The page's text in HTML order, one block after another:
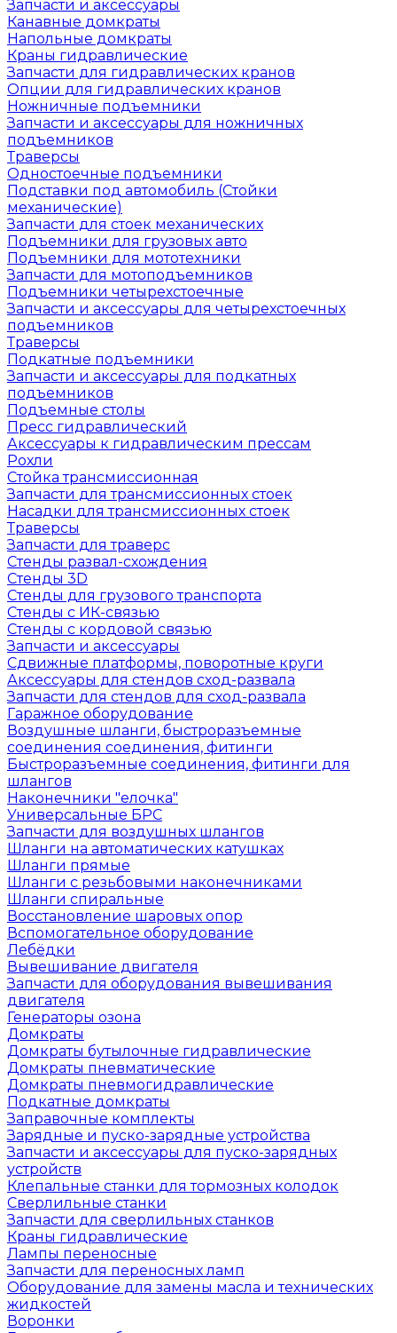
Запчасти и аксессуары
Канавные домкраты
Напольные домкраты
Краны гидравлические
Запчасти для гидравлических кранов
Опции для гидравлических кранов
Ножничные подъемники
Запчасти и аксессуары для ножничных
подъемников
Траверсы
Одностоечные подъемники
Подставки под автомобиль (Стойки
механические)
Запчасти для стоек механических
Подъемники для грузовых авто
Подъемники для мототехники
Запчасти для мотоподъемников
Подъемники четырехстоечные
Запчасти и аксессуары для четырехстоечных
подъемников
Траверсы
Подкатные подъемники
Запчасти и аксессуары для подкатных
подъемников
Подъемные столы
Пресс гидравлический
Аксессуары к гидравлическим прессам
Рохли
Стойка трансмиссионная
Запчасти для трансмиссионных стоек
Насадки для трансмиссионных стоек
Траверсы
Запчасти для траверс
Стенды развал-схождения
Стенды 3D
Стенды для грузового транспорта
Стенды с ИК-связью
Стенды с кордовой связью
Запчасти и аксессуары
Сдвижные платформы, поворотные круги
Аксессуары для стендов сход-развала
Запчасти для стендов для сход-развала
Гаражное оборудование
Воздушные шланги, быстроразъемные
соединения соединения, фитинги
Быстроразъемные соединения, фитинги для
шлангов
Наконечники "елочка"
Универсальные БРС
Запчасти для воздушных шлангов
Шланги на автоматических катушках
Шланги прямые
Шланги с резьбовыми наконечниками
Шланги спиральные
Восстановление шаровых опор
Вспомогательное оборудование
Лебёдки
Вывешивание двигателя
Запчасти для оборудования вывешивания
двигателя
Генераторы озона
Домкраты
Домкраты бутылочные гидравлические
Домкраты пневматические
Домкраты пневмогидравлические
Подкатные домкраты
Заправочные комплекты
Зарядные и пуско-зарядные устройства
Запчасти и аксессуары для пуско-зарядных
устройств
Клепальные станки для тормозных колодок
Сверлильные станки
Запчасти для сверлильных станков
Краны гидравлические
Лампы переносные
Запчасти для переносных ламп
Оборудование для замены масла и технических
жидкостей
Воронки